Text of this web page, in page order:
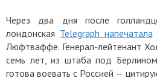
Через два дня после
лондонская Telegraph напечатала
Люфтваффе. Генерал-лейтенант
семь лет, из штаба под
готова воевать с Россией —